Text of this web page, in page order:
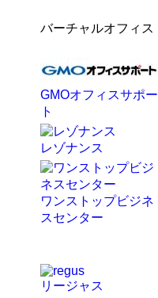
バーチャルオフィス
GMOオフィスサポー
ト
レゾナンス
ワンストップビジネ
スセンター
リージャス